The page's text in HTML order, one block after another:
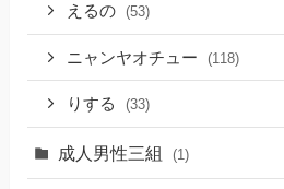
えるの (53)
ニャンヤオチュー (118)
りする (33)
成人男性三組 (1)